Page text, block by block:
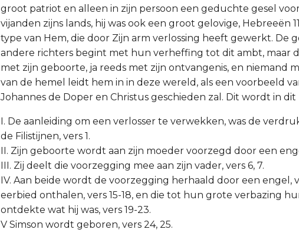
groot patriot en alleen in zijn persoon een geduchte gesel
vijanden zijns lands, hij was ook een groot gelovige, Hebreeën
type van Hem, die door Zijn arm verlossing heeft gewerkt. De
andere richters begint met hun verheffing tot dit ambt, maar
met zijn geboorte, ja reeds met zijn ontvangenis, en niemand
van de hemel leidt hem in in deze wereld, als een voorbeeld
Johannes de Doper en Christus geschieden zal. Dit wordt in
I. De aanleiding om een verlosser te verwekken, was de
de Filistijnen, vers 1.
II. Zijn geboorte wordt aan zijn moeder voorzegd door een
III. Zij deelt die voorzegging mee aan zijn vader, vers 6, 7.
IV. Aan beide wordt de voorzegging herhaald door een engel,
eerbied onthalen, vers 15-18, en die tot hun grote verbazing
ontdekte wat hij was, vers 19-23.
V Simson wordt geboren, vers 24, 25.